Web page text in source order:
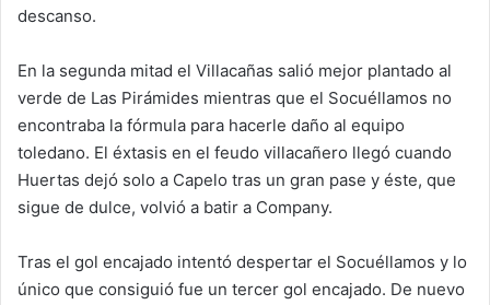
descanso.
En la segunda mitad el Villacañas salió mejor plantado al
verde de Las Pirámides mientras que el Socuéllamos no
encontraba la fórmula para hacerle daño al equipo
toledano. El éxtasis en el feudo villacañero llegó cuando
Huertas dejó solo a Capelo tras un gran pase y éste, que
sigue de dulce, volvió a batir a Company.
Tras el gol encajado intentó despertar el Socuéllamos y lo
único que consiguió fue un tercer gol encajado. De nuevo